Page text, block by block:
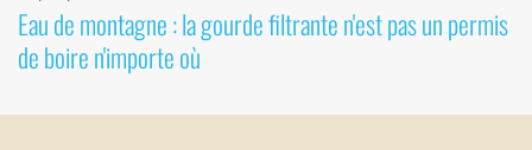
Eau de montagne : la gourde filtrante n'est pas un permis
de boire n'importe où